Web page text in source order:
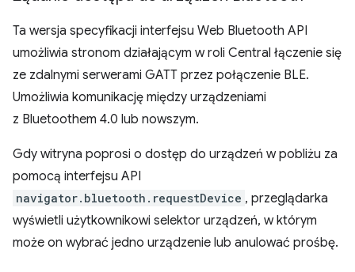
Ta wersja specyfikacji interfejsu Web Bluetooth API
umożliwia stronom działającym w roli Central łączenie się
ze zdalnymi serwerami GATT przez połączenie BLE.
Umożliwia komunikację między urządzeniami
z Bluetoothem 4.0 lub nowszym.
Gdy witryna poprosi o dostęp do urządzeń w pobliżu za
pomocą interfejsu API
navigator.bluetooth.requestDevice , przeglądarka
wyświetli użytkownikowi selektor urządzeń, w którym
może on wybrać jedno urządzenie lub anulować prośbę.